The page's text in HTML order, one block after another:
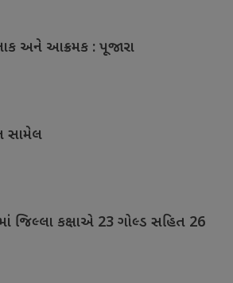
અને આક્રમક : પૂજારા
સામેલ
જિલ્લા કક્ષાએ 23 ગોલ્ડ સહિત 26